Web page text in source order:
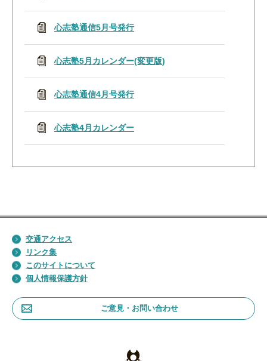
心志塾通信5月号発行
心志塾5月カレンダー(変更版)
心志塾通信4月号発行
心志塾4月カレンダー
交通アクセス
リンク集
このサイトについて
個人情報保護方針
ご意見・お問い合わせ